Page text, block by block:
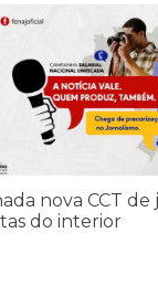
criado por
nova CCT de
nova CCT de
do interior